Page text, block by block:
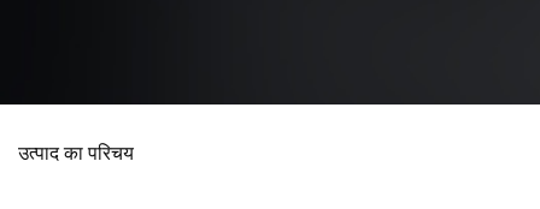
उत्पाद का परिचय